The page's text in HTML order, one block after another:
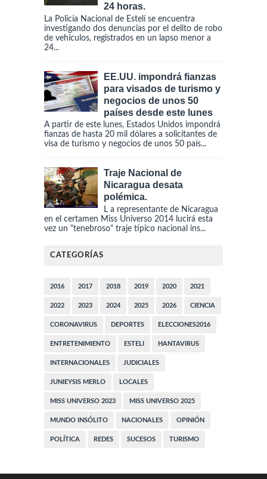
24 horas.
La Policía Nacional de Estelí se encuentra
investigando dos denuncias por el delito de robo
de vehículos, registrados en un lapso menor a
24...
EE.UU. impondrá fianzas
para visados de turismo y
negocios de unos 50
países desde este lunes
A partir de este lunes, Estados Unidos impondrá
fianzas de hasta 20 mil dólares a solicitantes de
visa de turismo y negocios de unos 50 país...
Traje Nacional de
Nicaragua desata
polémica.
L a representante de Nicaragua
en el certamen Miss Universo 2014 lucirá esta
vez un "tenebroso" traje típico nacional ins...
CATEGORÍAS
2016 2017 2018 2019 2020 2021
2022 2023 2024 2025 2026 CIENCIA
CORONAVIRUS DEPORTES ELECCIONES2016
ENTRETENIMIENTO ESTELI HANTAVIRUS
INTERNACIONALES JUDICIALES
JUNIEYSIS MERLO LOCALES
MISS UNIVERSO 2023 MISS UNIVERSO 2025
MUNDO INSÓLITO NACIONALES OPINIÓN
POLÍTICA REDES SUCESOS TURISMO